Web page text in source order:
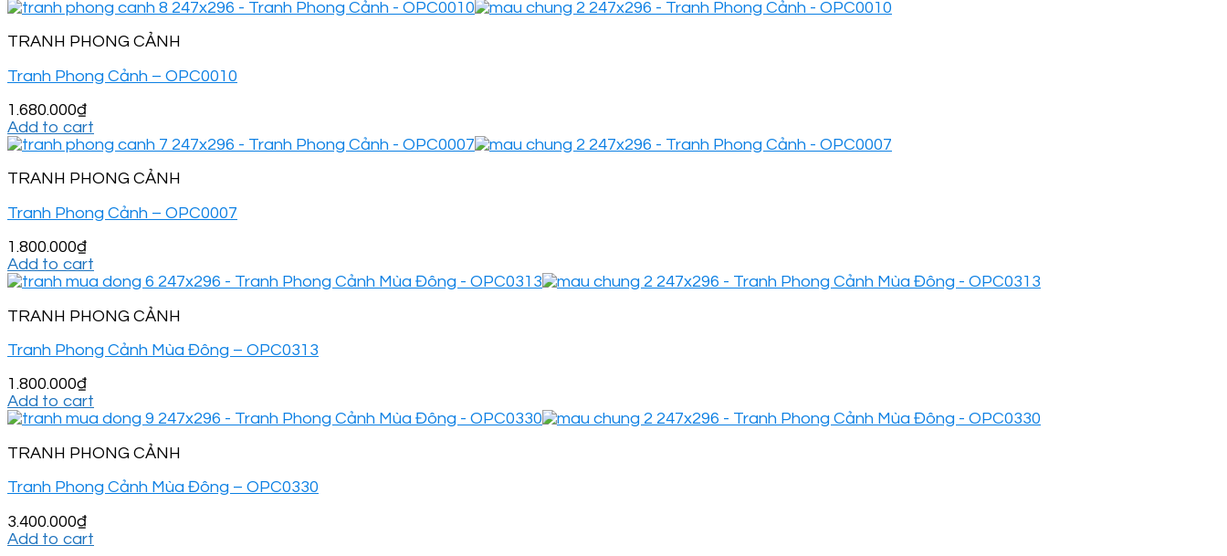
TRANH PHONG CẢNH
Tranh Phong Cảnh – OPC0010
1.680.000₫
Add to cart
TRANH PHONG CẢNH
Tranh Phong Cảnh – OPC0007
1.800.000₫
Add to cart
TRANH PHONG CẢNH
Tranh Phong Cảnh Mùa Đông – OPC0313
1.800.000₫
Add to cart
TRANH PHONG CẢNH
Tranh Phong Cảnh Mùa Đông – OPC0330
3.400.000₫
Add to cart